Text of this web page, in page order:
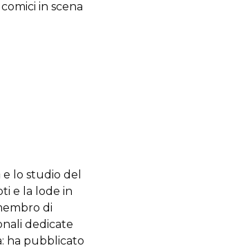
in scena
e lo studio del
e la lode in
di
dedicate
ha pubblicato